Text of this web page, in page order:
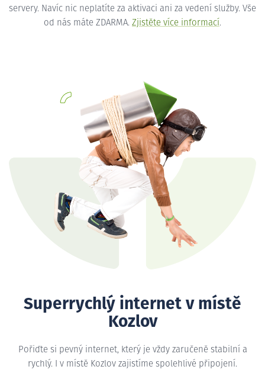
servery. Navíc nic neplatíte za aktivaci ani za vedení služby. Vše
od nás máte ZDARMA. Zjistěte více informací.
Superrychlý internet v místě
Kozlov
Pořiďte si pevný internet, který je vždy zaručeně stabilní a
rychlý. I v místě Kozlov zajistíme spolehlivé připojení.